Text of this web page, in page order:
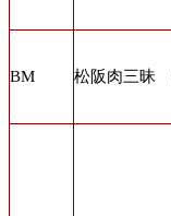
BM 松阪肉三昧